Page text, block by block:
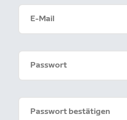
E-Mail
Passwort
Passwort bestätigen